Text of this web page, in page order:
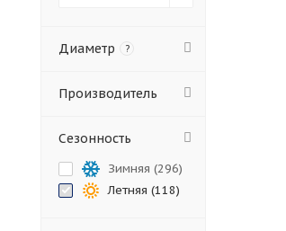
Диаметр ?
Производитель
Сезонность
Зимняя (296)
Летняя (118)